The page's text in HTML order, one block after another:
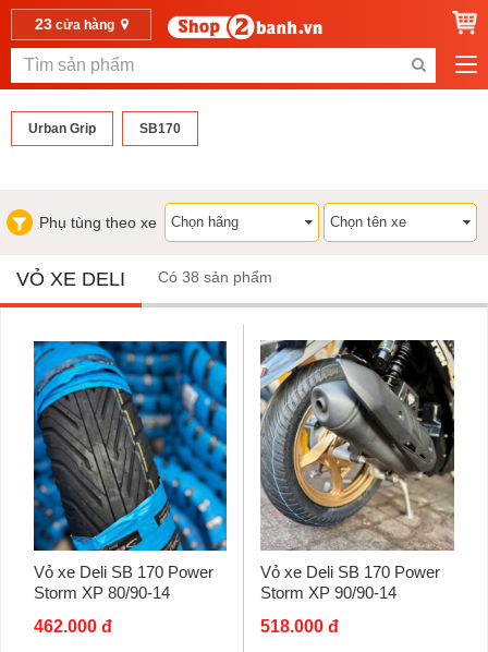
23cửa hàng
Urban Grip SB170
Phụ tùng theo xe
VỎ XE DELI Có 38 sản phẩm
Vỏ xe Deli SB 170 Power
Storm XP 80/90-14
462.000 đ
Vỏ xe Deli SB 170 Power
Storm XP 90/90-14
518.000 đ